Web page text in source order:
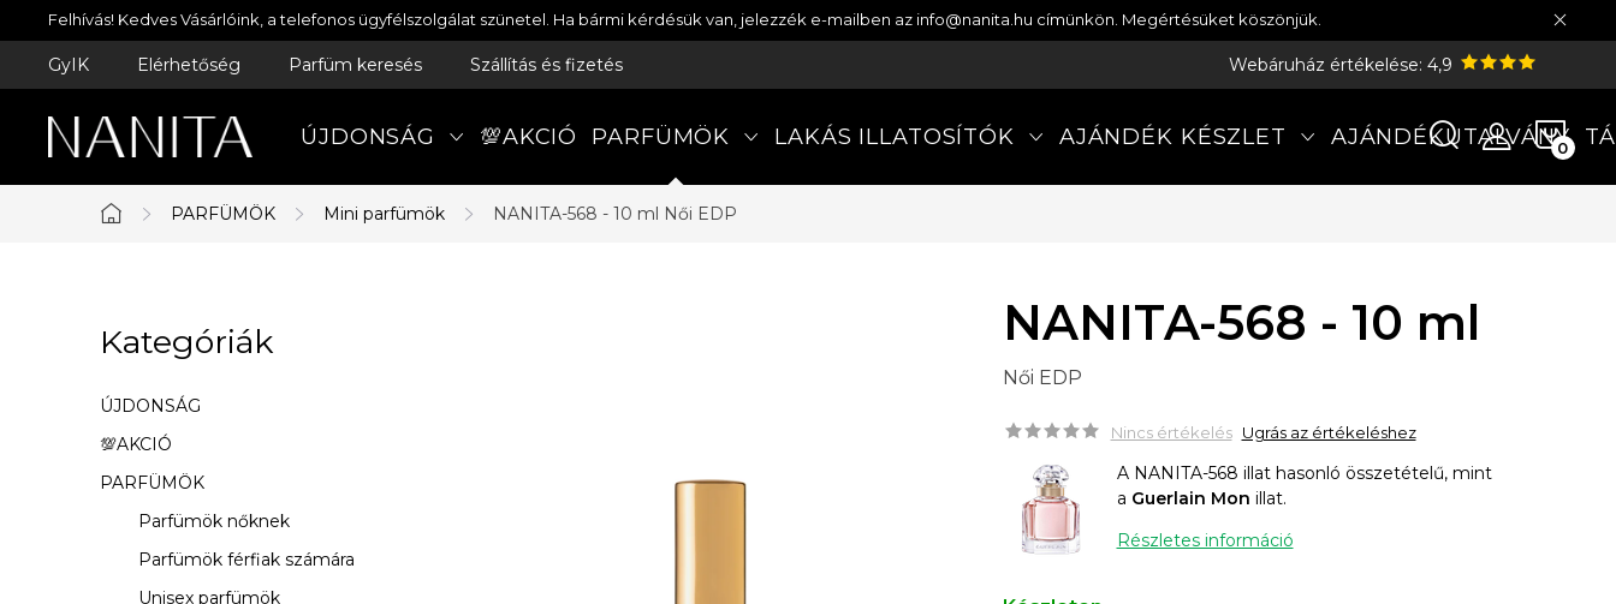
Ugrás
a
Felhívás! Kedves Vásárlóink, a telefonos ügyfélszolgálat szünetel. Ha bármi kérdésük van, jelezzék e-mailben az info@nanita.hu címünkön. Megértésüket köszönjük.
GyIK Elérhetőség Parfüm keresés Szállítás és fizetés Webáruház értékelése: 4,9
ÚJDONSÁG 💯AKCIÓ PARFÜMÖK LAKÁS ILLATOSÍTÓK AJÁNDÉK KÉSZLET AJÁNDÉKUTALVÁNY
Kezdőlap
PARFÜMÖK Mini parfümök NANITA-568 - 10 ml Női EDP
l
d
a
l
Kategóriák
átugrása
Kategóriák
ÚJDONSÁG
💯AKCIÓ
PARFÜMÖK
Parfümök nőknek
Parfümök férfiak számára
Unisex parfümök
NANITA-568 - 10 ml
Női EDP
Nincs értékelés Ugrás az értékeléshez
A NANITA-568 illat hasonló összetételű, mint
a Guerlain Mon illat.
Részletes információ